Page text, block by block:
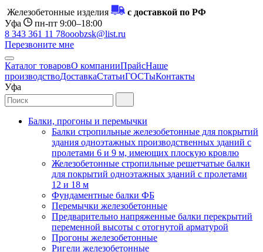
Железобетонные изделия
с доставкой по РФ
Уфа
пн-пт 9:00–18:00
8 343 361 11 78ooobzsk@list.ru
Перезвоните мне
Каталог товаровО компанииПрайсНаше
производствоДоставкаСтатьиГОСТыКонтакты
Уфа
Балки, прогоны и перемычки
Балки стропильные железобетонные для покрытий
здания одноэтажных производственных зданий с
пролетами 6 и 9 м, имеющих плоскую кровлю
Железобетонные стропильные решетчатые балки
для покрытий одноэтажных зданий с пролетами
12 и 18 м
Фундаментные балки ФБ
Перемычки железобетонные
Предварительно напряженные балки перекрытий
переменной высоты с отогнутой арматурой
Прогоны железобетонные
Ригели железобетонные